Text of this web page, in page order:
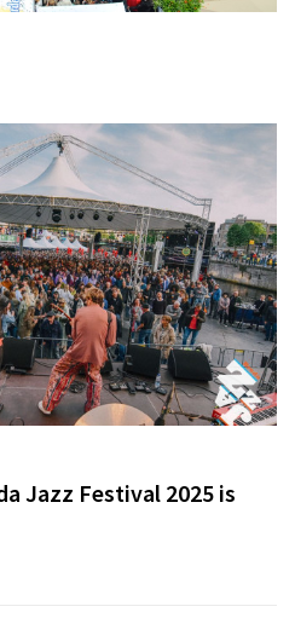
Jazz Festival 2025 is